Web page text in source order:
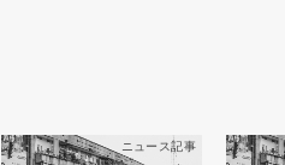
ニュース記事